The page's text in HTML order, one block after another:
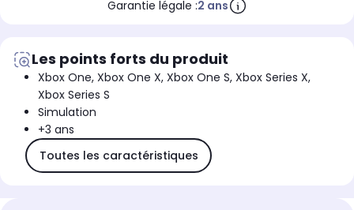
Garantie légale :2 ans
Les points forts du produit
Xbox One, Xbox One X, Xbox One S, Xbox Series X,
Xbox Series S
Simulation
+3 ans
Toutes les caractéristiques